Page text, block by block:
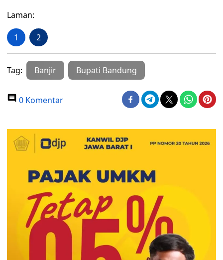
Laman:
1 2
Tag: Banjir Bupati Bandung
0 Komentar